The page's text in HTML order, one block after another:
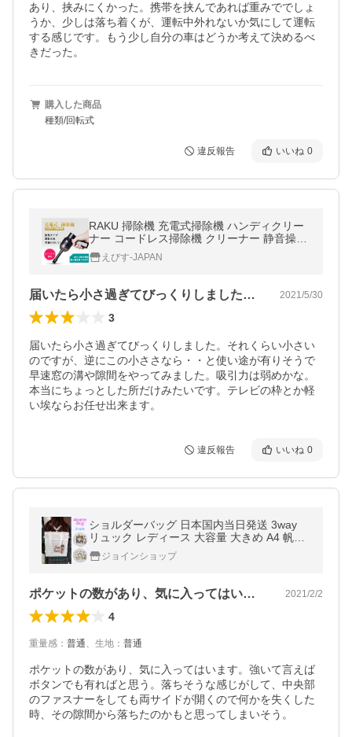
あり、挟みにくかった。携帯を挟んであれば重みででしょ
うか、少しは落ち着くが、運転中外れないか気にして運転
する感じです。もう少し自分の車はどうか考えて決めるべ
きだった。
購入した商品
種類/回転式
違反報告 いいね 0
RAKU 掃除機 充電式掃除機 ハンディクリー
ナー コードレス掃除機 クリーナー 静音操作
強力吸引 家庭用 車用 オフィス用 お手入れ用
品 えびす-JAPAN
届いたら小さ過ぎてびっくりしました。そ… 2021/5/30
3
届いたら小さ過ぎてびっくりしました。それくらい小さい
のですが、逆にこの小ささなら・・と使い途が有りそうで
早速窓の溝や隙間をやってみました。吸引力は弱めかな。
本当にちょっとした所だけみたいです。テレビの枠とか軽
い埃ならお任せ出来ます。
違反報告 いいね 0
ショルダーバッグ 日本国内当日発送 3way
リュック レディース 大容量 大きめ A4 帆布
トートバッグ シンプル 軽量 ファスナー A4
キャンバス #BA134
ジョインショップ
ポケットの数があり、気に入ってはいます… 2021/2/2
4
重量感 ： 普通、 生地 ： 普通
ポケットの数があり、気に入ってはいます。強いて言えば
ボタンでも有ればと思う。落ちそうな感じがして、中央部
のファスナーをしても両サイドが開くので何かを失くした
時、その隙間から落ちたのかもと思ってしまいそう。